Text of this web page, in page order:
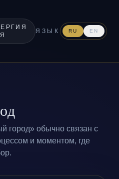
ЯЗЫК RU EN
город» обычно связан с
и моментом, где